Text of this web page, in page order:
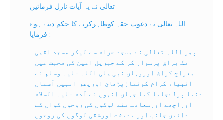
تعالی نے یہ آيات نازل فرمائيں
اللہ تعالی نے دعوت حقہ کوظاہرکرنے کا حکم دیتے ہوۓ
فرمایا :
پھر اللہ تعالی نے مسجد حرام سے لیکر مسجد اقصی
تک براق پرسوار کر کے جبریل امین کی صحبت میں
معراج کرائ اوروہاں نبی صلی اللہ علیہ وسلم نے
انبیاء کرام کونمازپڑھائ اورپھر انہیں آسمان
دنیا پرلےجایا گيا جہاں انہوں نے آدم علیہ السلام
اوراچھے اورسعادت مند لوگوں کی روحوں کوان کے
دائيں جانب اور بدبخت اورشقی لوگوں کی روحوں